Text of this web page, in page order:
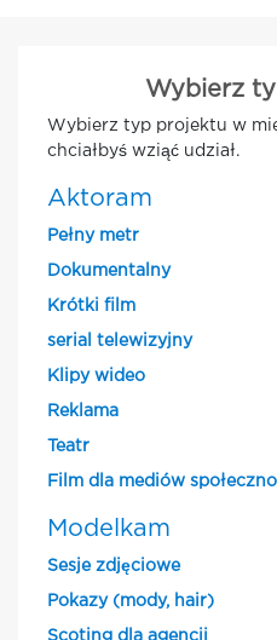
Wybierz
Wybierz typ projektu w
chciałbyś wziąć udział.
Aktoram
Pełny metr
Dokumentalny
Krótki film
serial telewizyjny
Klipy wideo
Reklama
Teatr
Film dla mediów
Modelkam
Sesje zdjęciowe
Pokazy (mody, hair)
Scoting dla agencji